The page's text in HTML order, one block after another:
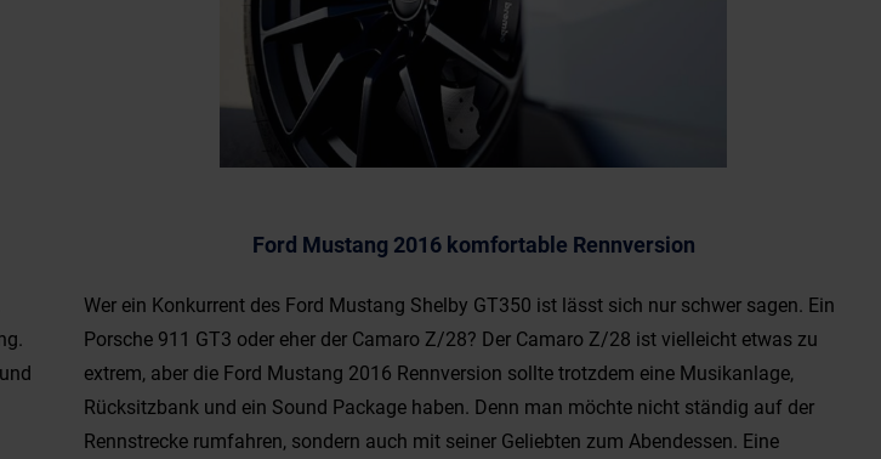
Ford Mustang 2016 komfortable Rennversion
Wer ein Konkurrent des Ford Mustang Shelby GT350 ist lässt sich nur schwer sagen. Ein
Porsche 911 GT3 oder eher der Camaro Z/28? Der Camaro Z/28 ist vielleicht etwas zu
extrem, aber die Ford Mustang 2016 Rennversion sollte trotzdem eine Musikanlage,
Rücksitzbank und ein Sound Package haben. Denn man möchte nicht ständig auf der
Rennstrecke rumfahren, sondern auch mit seiner Geliebten zum Abendessen. Eine